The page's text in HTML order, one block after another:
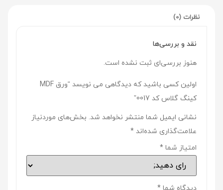
نظرات (0)
نقد و بررسی‌ها
هنوز بررسی‌ای ثبت نشده است.
اولین کسی باشید که دیدگاهی می نویسد “ورق MDF
کینگ گلاس کد 0017”
نشانی ایمیل شما منتشر نخواهد شد. بخش‌های موردنیاز
علامت‌گذاری شده‌اند *
امتیاز شما *